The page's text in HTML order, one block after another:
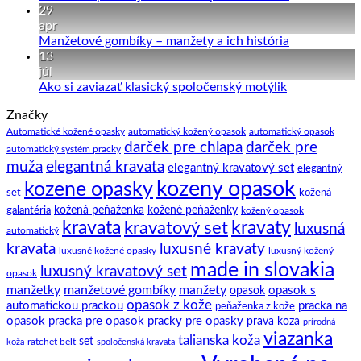
k
Kravata
ako
na
to.
29
apr
Manžetové gombíky – manžety a ich história
manžety
a
ich
história
13
júl
Ako si zaviazať klasický spoločenský motýlikŽiadne
Ako
si
zaviazať
klasický
spoločenský
motýlik
Značky
Automatické kožené opasky automatický kožený opasok automatický opasok
automatický systém pracky darček pre chlapa darček pre
muža elegantná kravata elegantný kravatový set elegantný
set kozene opasky kozeny opasok kožená
galantéria kožená peňaženka kožené peňaženky kožený opasok
automatický kravata kravatový set kravaty luxusná
kravata luxusné kožené opasky luxusné kravaty luxusný kožený
opasok luxusný kravatový set made in slovakia
manžetky manžetové gombíky manžety opasok opasok s
automatickou prackou opasok z kože peňaženka z kože pracka na
opasok pracka pre opasok pracky pre opasky prava koza prírodná
koža ratchet belt set spoločenská kravata talianska koža viazanka